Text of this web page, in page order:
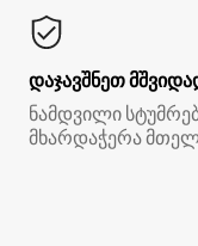
დაჯავშნეთ
ნამდვილი
მხარდაჭერა